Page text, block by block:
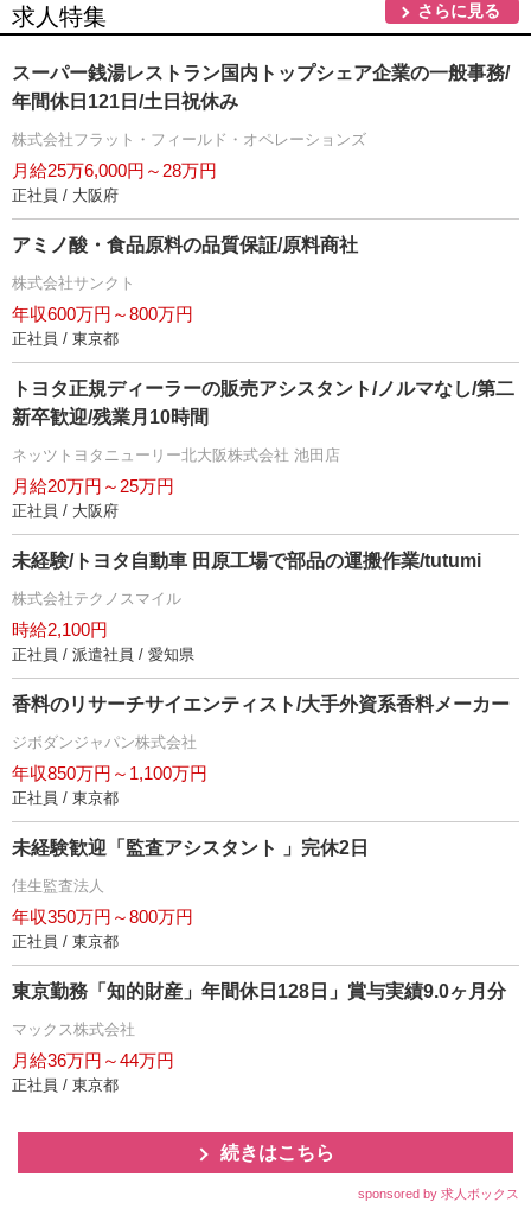
求人特集 さらに見る
スーパー銭湯レストラン国内トップシェア企業の一般事務/
年間休日121日/土日祝休み
株式会社フラット・フィールド・オペレーションズ
月給25万6,000円～28万円
正社員 / 大阪府
アミノ酸・食品原料の品質保証/原料商社
株式会社サンクト
年収600万円～800万円
正社員 / 東京都
トヨタ正規ディーラーの販売アシスタント/ノルマなし/第二
新卒歓迎/残業月10時間
ネッツトヨタニューリー北大阪株式会社 池田店
月給20万円～25万円
正社員 / 大阪府
未経験/トヨタ自動車 田原工場で部品の運搬作業/tutumi
株式会社テクノスマイル
時給2,100円
正社員 / 派遣社員 / 愛知県
香料のリサーチサイエンティスト/大手外資系香料メーカー
ジボダンジャパン株式会社
年収850万円～1,100万円
正社員 / 東京都
未経験歓迎「監査アシスタント 」完休2日
佳生監査法人
年収350万円～800万円
正社員 / 東京都
東京勤務「知的財産」年間休日128日」賞与実績9.0ヶ月分
マックス株式会社
月給36万円～44万円
正社員 / 東京都
続きはこちら
sponsored by 求人ボックス